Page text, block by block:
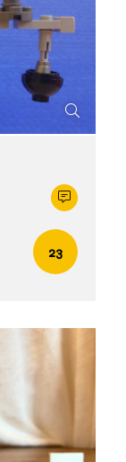
23